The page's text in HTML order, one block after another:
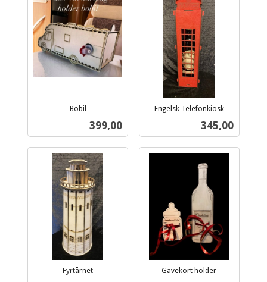
Bobil
Pris
399,00
Engelsk Telefonkiosk
Pris
345,00
Fyrtårnet Gavekort holder